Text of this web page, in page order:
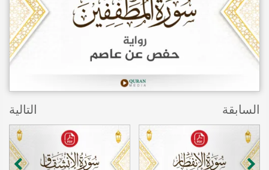
السابقة التالية